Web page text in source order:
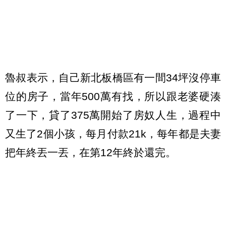
魯叔表示，自己新北板橋區有一間34坪沒停車
位的房子，當年500萬有找，所以跟老婆硬湊
了一下，貸了375萬開始了房奴人生，過程中
又生了2個小孩，每月付款21k，每年都是夫妻
把年終丟一丟，在第12年終於還完。